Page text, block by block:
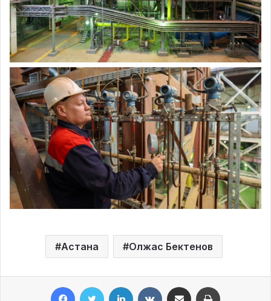
Астана Олжас Бектенов